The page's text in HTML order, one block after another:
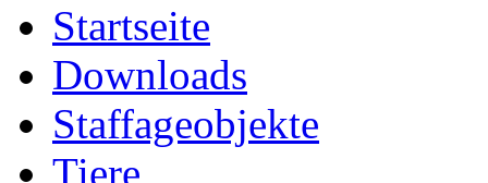
Startseite
Downloads
Staffageobjekte
Tiere